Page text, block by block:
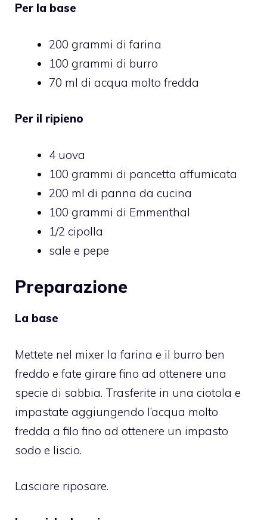
Per la base
200 grammi di farina
100 grammi di burro
70 ml di acqua molto fredda
Per il ripieno
4 uova
100 grammi di pancetta affumicata
200 ml di panna da cucina
100 grammi di Emmenthal
1/2 cipolla
sale e pepe
Preparazione
La base
Mettete nel mixer la farina e il burro ben
freddo e fate girare fino ad ottenere una
specie di sabbia. Trasferite in una ciotola e
impastate aggiungendo l’acqua molto
fredda a filo fino ad ottenere un impasto
sodo e liscio.
Lasciare riposare.